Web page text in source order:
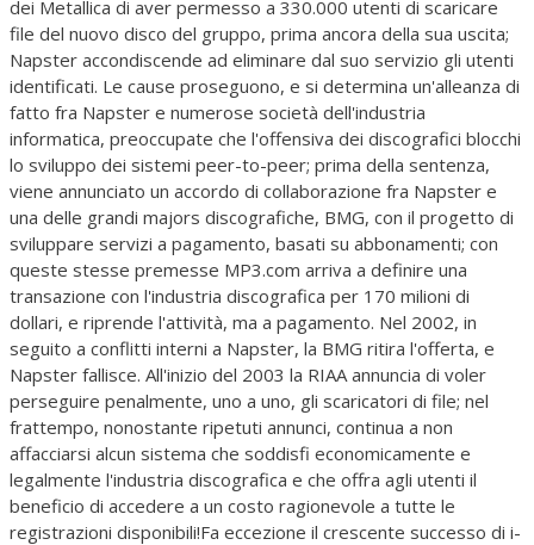
dei Metallica di aver permesso a 330.000 utenti di scaricare
file del nuovo disco del gruppo, prima ancora della sua uscita;
Napster accondiscende ad eliminare dal suo servizio gli utenti
identificati. Le cause proseguono, e si determina un'alleanza di
fatto fra Napster e numerose società dell'industria
informatica, preoccupate che l'offensiva dei discografici blocchi
lo sviluppo dei sistemi peer-to-peer; prima della sentenza,
viene annunciato un accordo di collaborazione fra Napster e
una delle grandi majors discografiche, BMG, con il progetto di
sviluppare servizi a pagamento, basati su abbonamenti; con
queste stesse premesse MP3.com arriva a definire una
transazione con l'industria discografica per 170 milioni di
dollari, e riprende l'attività, ma a pagamento. Nel 2002, in
seguito a conflitti interni a Napster, la BMG ritira l'offerta, e
Napster fallisce. All'inizio del 2003 la RIAA annuncia di voler
perseguire penalmente, uno a uno, gli scaricatori di file; nel
frattempo, nonostante ripetuti annunci, continua a non
affacciarsi alcun sistema che soddisfi economicamente e
legalmente l'industria discografica e che offra agli utenti il
beneficio di accedere a un costo ragionevole a tutte le
registrazioni disponibili!Fa eccezione il crescente successo di i-